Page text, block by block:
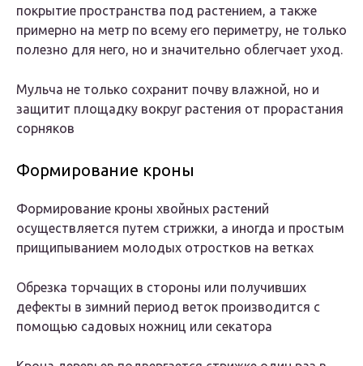
покрытие пространства под растением, а также
примерно на метр по всему его периметру, не только
полезно для него, но и значительно облегчает уход.
Мульча не только сохранит почву влажной, но и
защитит площадку вокруг растения от прорастания
сорняков
Формирование кроны
Формирование кроны хвойных растений
осуществляется путем стрижки, а иногда и простым
прищипыванием молодых отростков на ветках
Обрезка торчащих в стороны или получивших
дефекты в зимний период веток производится с
помощью садовых ножниц или секатора